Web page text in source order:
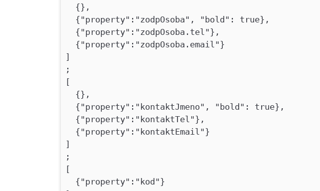
{},
{"property":"zodpOsoba", "bold": true},
{"property":"zodpOsoba.tel"},
{"property":"zodpOsoba.email"}
]
;
[
{},
{"property":"kontaktJmeno", "bold": true},
{"property":"kontaktTel"},
{"property":"kontaktEmail"}
]
;
[
{"property":"kod"}